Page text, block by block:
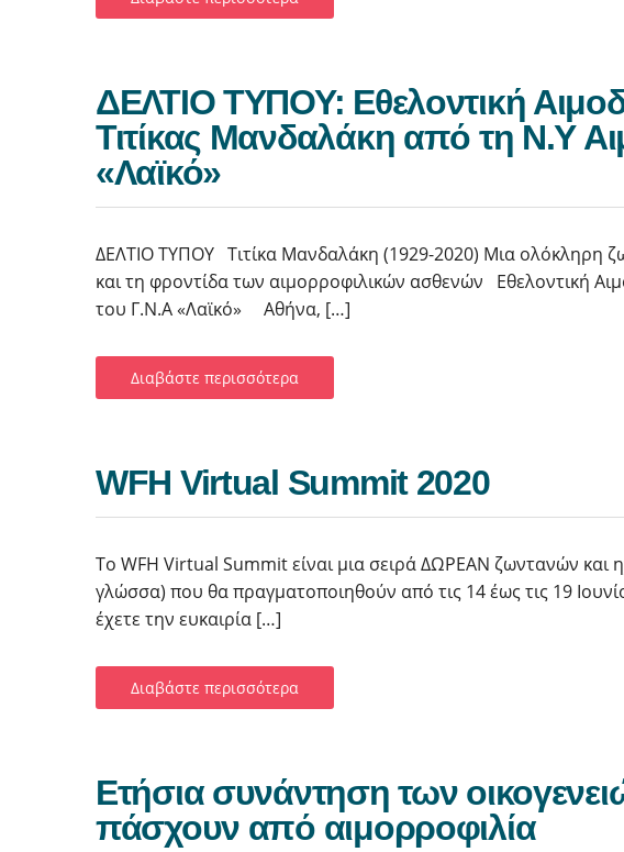
ΔΕΛΤΙΟ ΤΥΠΟΥ: Εθελοντική
Τιτίκας Μανδαλάκη από τη Ν.Υ
«Λαϊκό»
ΔΕΛΤΙΟ ΤΥΠΟΥ Τιτίκα Μανδαλάκη (1929-2020) Μια ολόκληρη
και τη φροντίδα των αιμορροφιλικών ασθενών Εθελοντική
του Γ.Ν.Α «Λαϊκό» Αθήνα, […]
Διαβάστε περισσότερα
WFH Virtual Summit 2020
Το WFH Virtual Summit είναι μια σειρά ΔΩΡΕΑΝ ζωντανών και
γλώσσα) που θα πραγματοποιηθούν από τις 14 έως τις 19
έχετε την ευκαιρία […]
Διαβάστε περισσότερα
Ετήσια συνάντηση των
πάσχουν από αιμορροφιλία